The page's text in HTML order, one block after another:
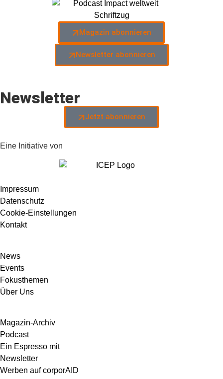
Magazin abonnieren
Newsletter abonnieren
Newsletter
Jetzt abonnieren
Eine Initiative von
Impressum
Datenschutz
Cookie-Einstellungen
Kontakt
News
Events
Fokusthemen
Über Uns
Magazin-Archiv
Podcast
Ein Espresso mit
Newsletter
Werben auf corporAID